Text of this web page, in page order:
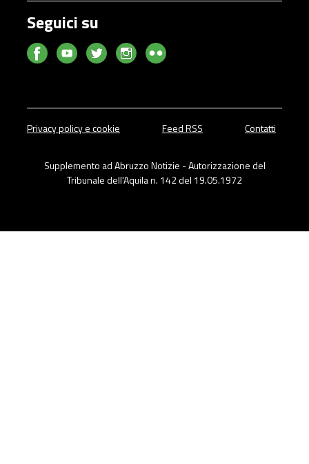
Seguici su
Privacy policy e cookie Feed RSS Contatti
Supplemento ad Abruzzo Notizie - Autorizzazione del
Tribunale dell'Aquila n. 142 del 19.05.1972